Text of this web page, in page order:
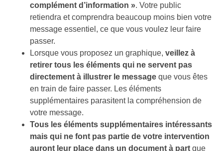
complément d’information ». Votre public
retiendra et comprendra beaucoup moins bien votre
message essentiel, ce que vous voulez leur faire
passer.
Lorsque vous proposez un graphique, veillez à
retirer tous les éléments qui ne servent pas
directement à illustrer le message que vous êtes
en train de faire passer. Les éléments
supplémentaires parasitent la compréhension de
votre message.
Tous les éléments supplémentaires intéressants
mais qui ne font pas partie de votre intervention
auront leur place dans un document à part que